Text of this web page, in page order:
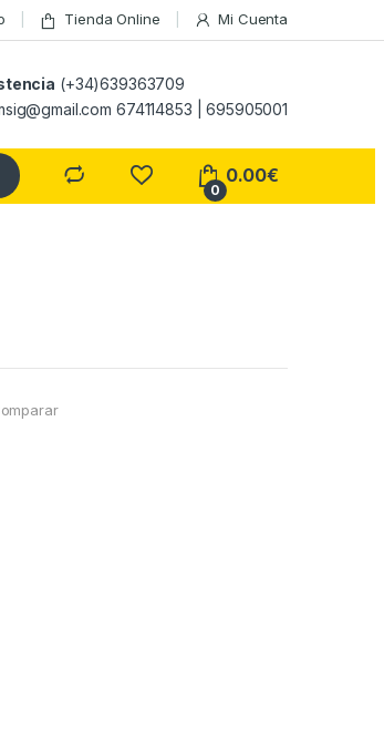
Tienda Online Mi Cuenta
(+34)639363709
674114853 | 695905001
0
0.00€